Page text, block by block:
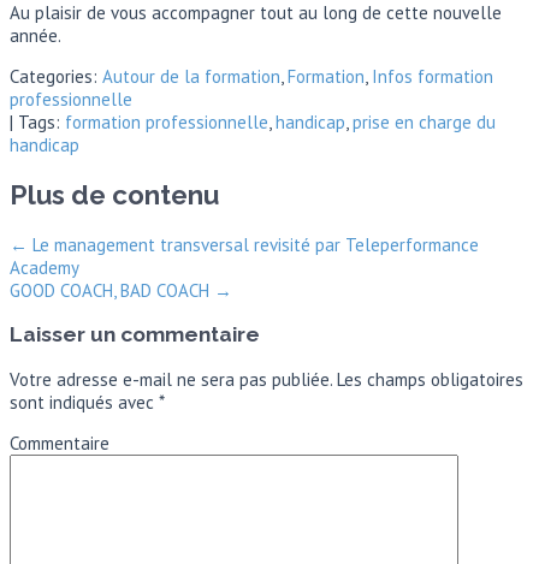
Au plaisir de vous accompagner tout au long de cette nouvelle
année.
Categories: Autour de la formation,Formation, Infos formation
professionnelle
| Tags: formation professionnelle,handicap,prise en charge du
handicap
Plus de contenu
← Le management transversal revisité par Teleperformance
Academy
GOOD COACH, BAD COACH →
Laisser un commentaire
Votre adresse e-mail ne sera pas publiée. Les champs obligatoires
sont indiqués avec *
Commentaire